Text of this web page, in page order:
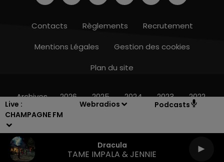
Live :
CHAMPAGNE FM
Webradios Podcasts
Dracula
TAME IMPALA & JENNIE
11h00 - 16h00
Contacts Règlements
Recrutement
Mentions Légales
Gestion des cookies
Plan du site
Archives 2026 2025 2024 2023 2022